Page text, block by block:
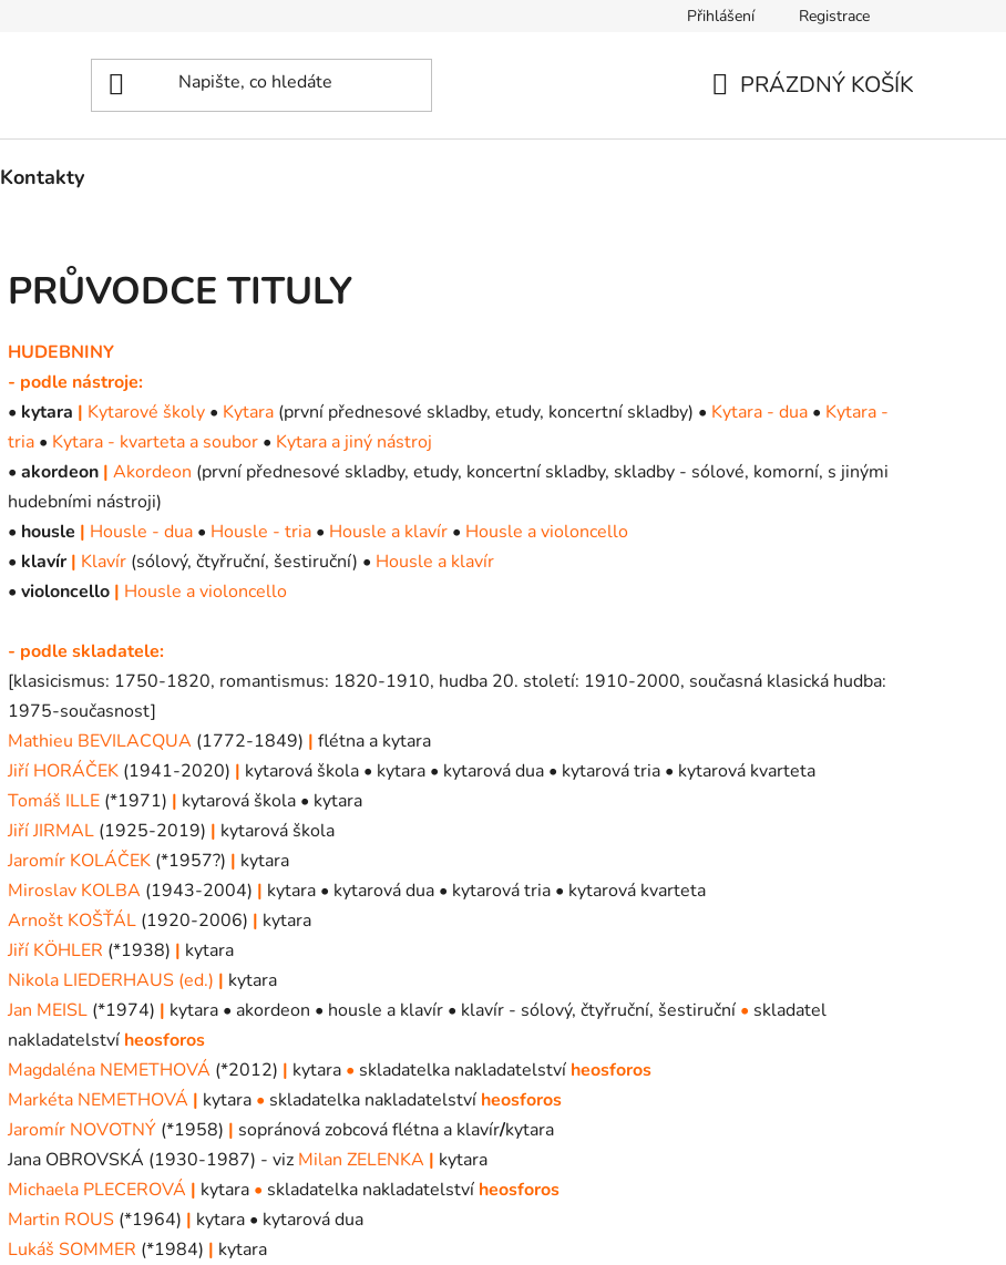
Přihlášení Registrace
PRÁZDNÝ KOŠÍK
Kontakty
PRŮVODCE TITULY
HUDEBNINY
- podle nástroje:
• kytara | Kytarové školy • Kytara (první přednesové skladby, etudy, koncertní skladby) • Kytara - dua • Kytara -
tria • Kytara - kvarteta a soubor • Kytara a jiný nástroj
• akordeon | Akordeon (první přednesové skladby, etudy, koncertní skladby, skladby - sólové, komorní, s jinými
hudebními nástroji)
• housle | Housle - dua • Housle - tria • Housle a klavír • Housle a violoncello
• klavír | Klavír (sólový, čtyřruční, šestiruční) • Housle a klavír
• violoncello | Housle a violoncello
- podle skladatele:
[klasicismus: 1750-1820, romantismus: 1820-1910, hudba 20. století: 1910-2000, současná klasická hudba:
1975-současnost]
Mathieu BEVILACQUA (1772-1849) | flétna a kytara
Jiří HORÁČEK (1941-2020) | kytarová škola • kytara • kytarová dua • kytarová tria • kytarová kvarteta
Tomáš ILLE (*1971) | kytarová škola • kytara
Jiří JIRMAL (1925-2019) | kytarová škola
Jaromír KOLÁČEK (*1957?) | kytara
Miroslav KOLBA (1943-2004) | kytara • kytarová dua • kytarová tria • kytarová kvarteta
Arnošt KOŠŤÁL (1920-2006) | kytara
Jiří KÖHLER (*1938) | kytara
Nikola LIEDERHAUS (ed.) | kytara
Jan MEISL (*1974) | kytara • akordeon • housle a klavír • klavír - sólový, čtyřruční, šestiruční • skladatel
nakladatelství heosforos
Magdaléna NEMETHOVÁ (*2012) | kytara • skladatelka nakladatelství heosforos
Markéta NEMETHOVÁ | kytara • skladatelka nakladatelství heosforos
Jaromír NOVOTNÝ (*1958) | sopránová zobcová flétna a klavír/kytara
Jana OBROVSKÁ (1930-1987) - viz Milan ZELENKA | kytara
Michaela PLECEROVÁ | kytara • skladatelka nakladatelství heosforos
Martin ROUS (*1964) | kytara • kytarová dua
Lukáš SOMMER (*1984) | kytara